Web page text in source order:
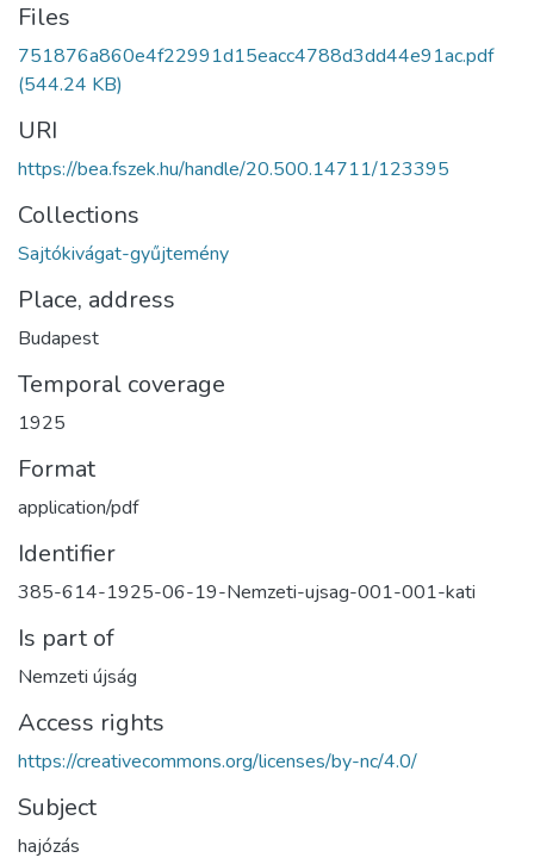
Files
751876a860e4f22991d15eacc4788d3dd44e91ac.pdf
(544.24 KB)
URI
https://bea.fszek.hu/handle/20.500.14711/123395
Collections
Sajtókivágat-gyűjtemény
Place, address
Budapest
Temporal coverage
1925
Format
application/pdf
Identifier
385-614-1925-06-19-Nemzeti-ujsag-001-001-kati
Is part of
Nemzeti újság
Access rights
https://creativecommons.org/licenses/by-nc/4.0/
Subject
hajózás